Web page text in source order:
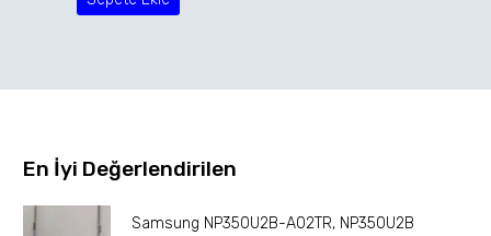
En İyi Değerlendirilen
Samsung NP350U2B-A02TR, NP350U2B